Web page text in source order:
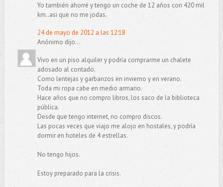
Yo también ahorré y tengo un coche de 12 años con 420 mil
km..asi que no me jodas.
24 de mayo de 2012 a las 12:18
Anónimo dijo...
Vivo en un piso alquiler y podría comprarme un chalete
adosado al contado.
Como lentejas y garbanzos en invierno y en verano.
Toda mi ropa cabe en medio armario.
Hace años que no compro libros, los saco de la biblioteca
pública.
Desde que tengo internet, no compro discos.
Las pocas veces que viajo me alojo en hostales, y podría
dormir en hoteles de 4 estrellas.
No tengo hijos.
Estoy preparado para la crisis.